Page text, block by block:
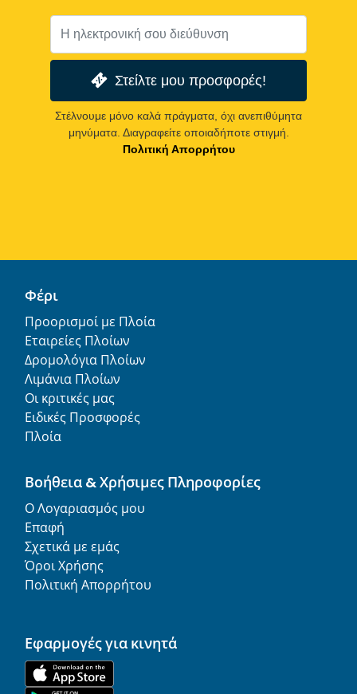
Στείλτε μου προσφορές!
Στέλνουμε μόνο καλά πράγματα, όχι ανεπιθύμητα
μηνύματα. Διαγραφείτε οποιαδήποτε στιγμή.
Πολιτική Απορρήτου
Φέρι
Προορισμοί με Πλοία
Εταιρείες Πλοίων
Δρομολόγια Πλοίων
Λιμάνια Πλοίων
Οι κριτικές μας
Ειδικές Προσφορές
Πλοία
Βοήθεια & Χρήσιμες Πληροφορίες
Ο Λογαριασμός μου
Επαφή
Σχετικά με εμάς
Όροι Χρήσης
Πολιτική Απορρήτου
Εφαρμογές για κινητά